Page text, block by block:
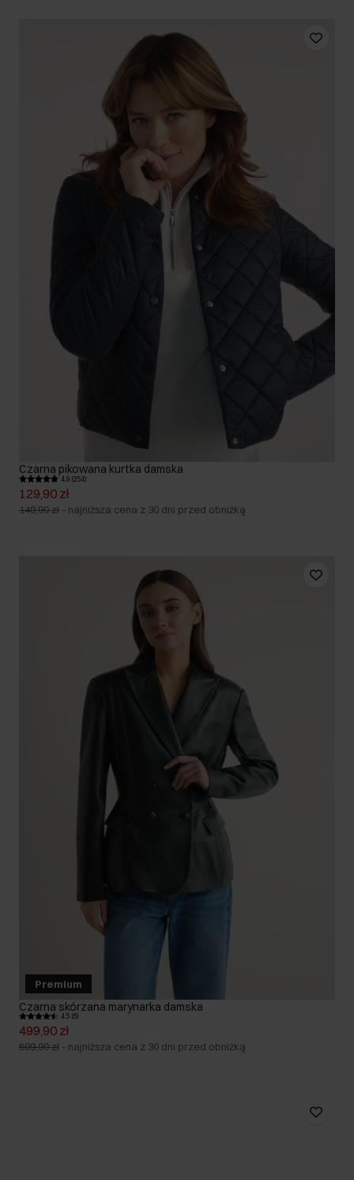
Czarna pikowana kurtka damska
4.9 (254)
129,90 zł
149,90 zł - najniższa cena z 30 dni przed obniżką
Premium
Czarna skórzana marynarka damska
4.5 (6)
499,90 zł
599,90 zł - najniższa cena z 30 dni przed obniżką